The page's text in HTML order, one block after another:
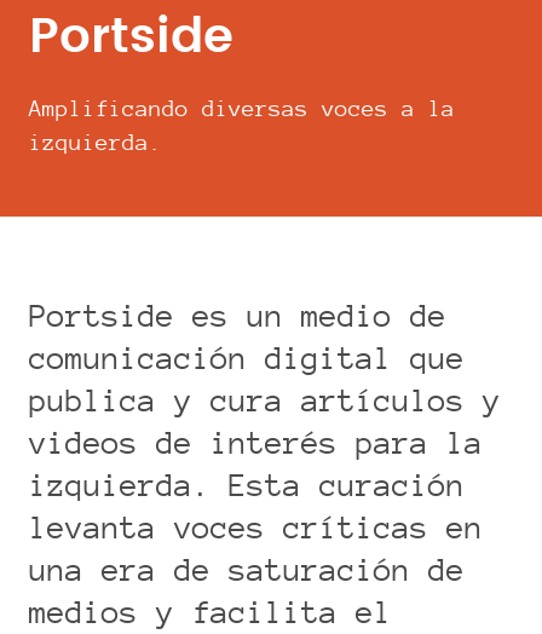
Portside
Amplificando diversas voces a la
izquierda.
Portside es un medio de
comunicación digital que
publica y cura artículos y
videos de interés para la
izquierda. Esta curación
levanta voces críticas en
una era de saturación de
medios y facilita el